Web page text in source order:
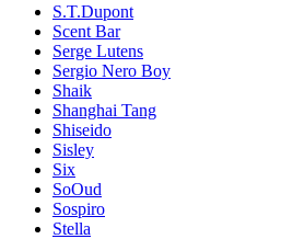
S.T.Dupont
Scent Bar
Serge Lutens
Sergio Nero Boy
Shaik
Shanghai Tang
Shiseido
Sisley
Six
SoOud
Sospiro
Stella